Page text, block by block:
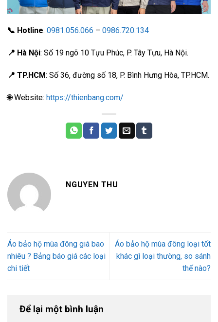
📞 Hotline: 0981.056.066 – 0986.720.134
📍 Hà Nội: Số 19 ngõ 10 Tựu Phúc, P. Tây Tựu, Hà Nội.
📍 TP.HCM: Số 36, đường số 18, P. Bình Hưng Hòa, TP.HCM.
🌐 Website: https://thienbang.com/
NGUYEN THU
Áo bảo hộ mùa đông giá bao
nhiêu ? Bảng báo giá các loại
chi tiết
Áo bảo hộ mùa đông loại tốt
khác gì loại thường, so sánh
thế nào?
Để lại một bình luận